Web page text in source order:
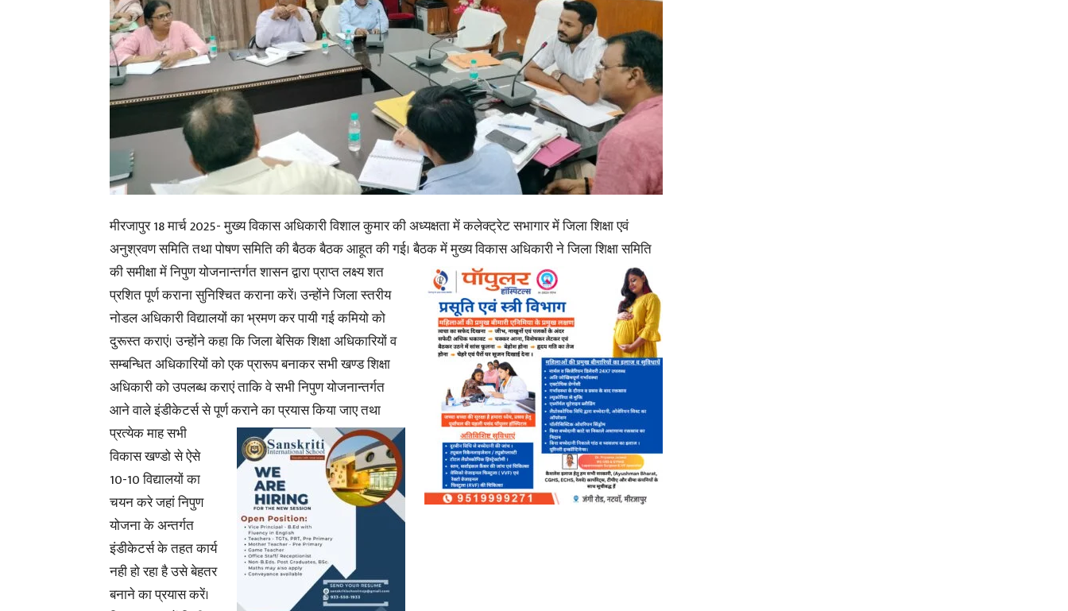
News
in
Hindi,
Today
Hindi
मीरजापुर 18 मार्च 2025- मुख्य विकास अधिकारी विशाल कुमार की अध्यक्षता में कलेक्ट्रेट सभागार में जिला शिक्षा एवं
अनुश्रवण समिति तथा पोषण समिति की बैठक बैठक आहूत की गई। बैठक में मुख्य विकास अधिकारी ने जिला शिक्षा समिति
की समीक्षा मेंनिपुण योजनान्तर्गत शासन द्वारा प्राप्त लक्ष्य शत
प्रशित पूर्ण कराना सुनिश्चित कराना करें। उन्होंने जिला स्तरीय
नोडल अधिकारी विद्यालयों का भ्रमण कर पायी गई कमियो को
दुरूस्त कराएं। उन्होंने कहा कि जिला बेसिक शिक्षा अधिकारियों व
सम्बन्धित अधिकारियों को एक प्रारूप बनाकर सभी खण्ड शिक्षा
अधिकारी को उपलब्ध कराएं ताकि वे सभी निपुण योजनान्तर्गत
आने वाले इंडीकेटर्स से पूर्ण कराने का प्रयास किया जाए तथा
प्रत्येक माह सभी
विकास खण्डो से ऐसे
10-10 विद्यालयों का
चयन करे जहां निपुण
योजना के अन्तर्गत
इंडीकेटर्स के तहत कार्य
नही हो रहा है उसे बेहतर
बनाने का प्रयास करें।